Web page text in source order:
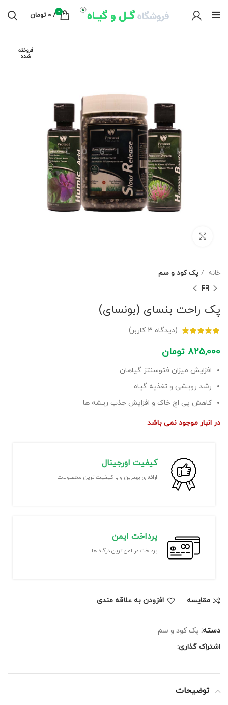
0
/
0 تومان
فروخته
شده
خانه پک کود و سم
پک راحت بنسای (بونسای)
(دیدگاه 3 کاربر)
825,000 تومان
افزایش میزان فتوسنتز گیاهان
رشد رویشی و تغذیه گیاه
کاهش پی اچ خاک و افزایش جذب ریشه ها
در انبار موجود نمی باشد
کیفیت اورجینال
ارائه ی بهترین و با کیفیت ترین محصولات
پرداخت ایمن
پرداخت در امن ترین درگاه ها
مقايسه افزودن به علاقه مندی
دسته: پک کود و سم
اشتراک گذاری:
توضیحات